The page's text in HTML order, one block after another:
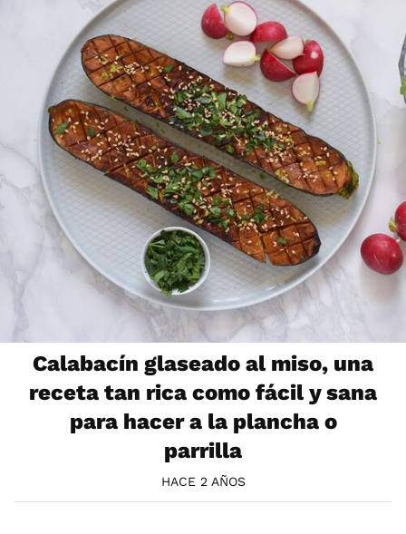
Calabacín glaseado al miso, una
receta tan rica como fácil y sana
para hacer a la plancha o
parrilla
HACE 2 AÑOS